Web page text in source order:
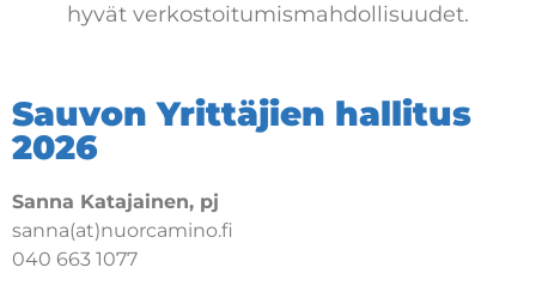
hyvät verkostoitumismahdollisuudet.
Sauvon Yrittäjien hallitus
2026
Sanna Katajainen, pj
sanna(at)nuorcamino.fi
040 663 1077